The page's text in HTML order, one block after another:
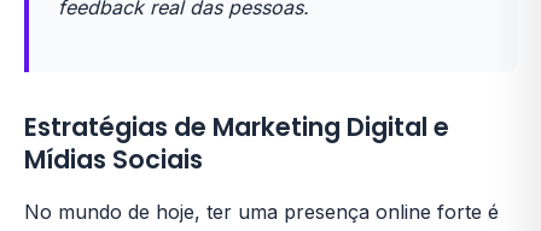
feedback real das pessoas.
Estratégias de Marketing Digital e
Mídias Sociais
No mundo de hoje, ter uma presença online forte é